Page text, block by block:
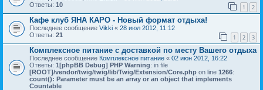
Ответы: 10 1 2
Кафе клуб ЯНА КАРО - Новый формат отдыха!
Последнее сообщение Vikki « 28 июл 2012, 11:12
Ответы: 21 1 2 3
Комплексное питание с доставкой по месту Вашего отдыха
Последнее сообщение Комплексное питание « 02 июн 2012, 16:22
Ответы: 1[phpBB Debug] PHP Warning: in file
[ROOT]/vendor/twig/twig/lib/Twig/Extension/Core.php on line 1266:
count(): Parameter must be an array or an object that implements
Countable